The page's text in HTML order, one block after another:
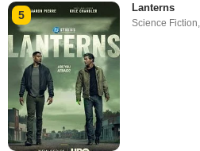
5
Lanterns
Science Fiction